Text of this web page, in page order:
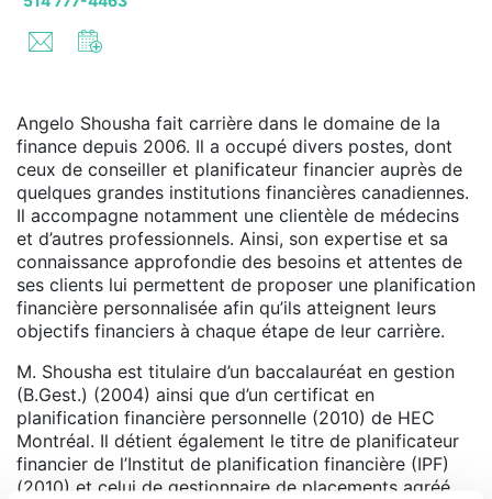
Angelo Shousha fait carrière dans le domaine de la
finance depuis 2006. Il a occupé divers postes, dont
ceux de conseiller et planificateur financier auprès de
quelques grandes institutions financières canadiennes.
Il accompagne notamment une clientèle de médecins
et d’autres professionnels. Ainsi, son expertise et sa
connaissance approfondie des besoins et attentes de
ses clients lui permettent de proposer une planification
financière personnalisée afin qu’ils atteignent leurs
objectifs financiers à chaque étape de leur carrière.
M. Shousha est titulaire d’un baccalauréat en gestion
(B.Gest.) (2004) ainsi que d’un certificat en
planification financière personnelle (2010) de HEC
Montréal. Il détient également le titre de planificateur
financier de l’Institut de planification financière (IPF)
(2010) et celui de gestionnaire de placements agréé